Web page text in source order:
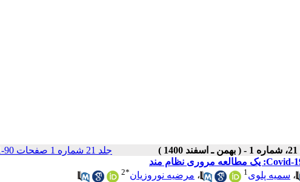
جلد 21 شماره 1 صفحات 90-81
، سمیه پلوی1 ، مرضیه نوروزیان*
2